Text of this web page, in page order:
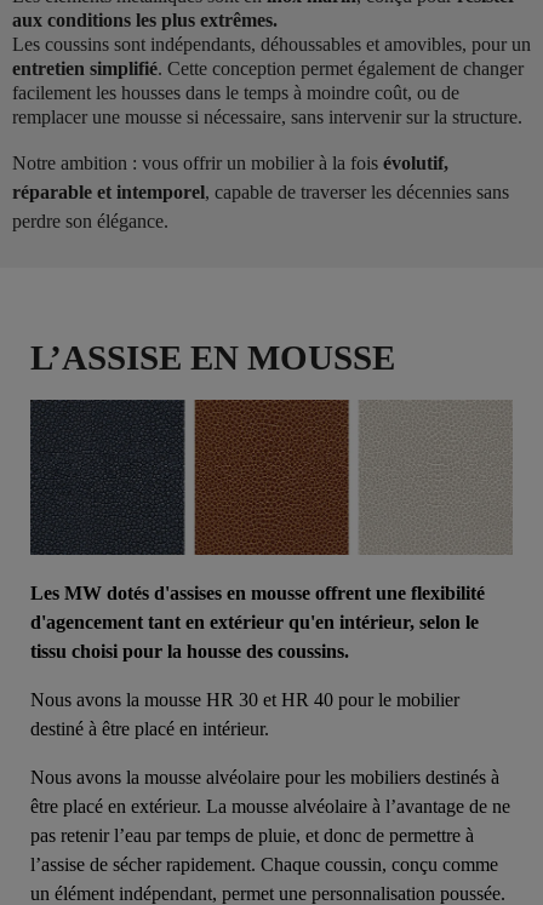
aux conditions les plus extrêmes.
Les coussins sont indépendants, déhoussables et amovibles, pour un
entretien simplifié. Cette conception permet également de changer
facilement les housses dans le temps à moindre coût, ou de
remplacer une mousse si nécessaire, sans intervenir sur la structure.
Notre ambition : vous offrir un mobilier à la fois évolutif,
réparable et intemporel, capable de traverser les décennies sans
perdre son élégance.
L’ASSISE EN MOUSSE
Les MW dotés d'assises en mousse offrent une flexibilité
d'agencement tant en extérieur qu'en intérieur, selon le
tissu choisi pour la housse des coussins.
Nous avons la mousse HR 30 et HR 40 pour le mobilier
destiné à être placé en intérieur.
Nous avons la mousse alvéolaire pour les mobiliers destinés à
être placé en extérieur. La mousse alvéolaire à l’avantage de ne
pas retenir l’eau par temps de pluie, et donc de permettre à
l’assise de sécher rapidement. Chaque coussin, conçu comme
un élément indépendant, permet une personnalisation poussée.